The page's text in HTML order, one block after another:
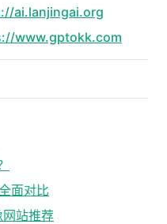
ai.lanjingai.org
www.gptokk.com
面对比
站推荐